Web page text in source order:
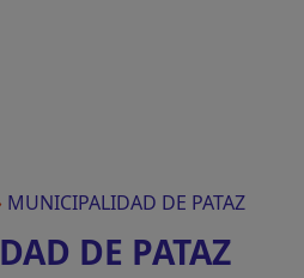
MUNICIPALIDAD DE PATAZ
DE PATAZ